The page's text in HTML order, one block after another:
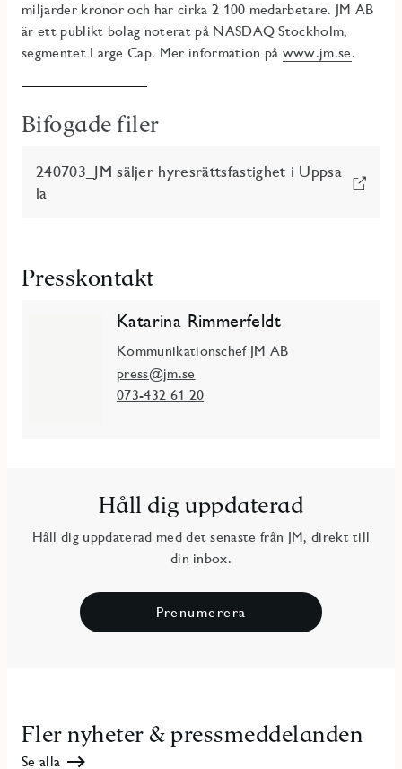
miljarder kronor och har cirka 2 100 medarbetare. JM AB
är ett publikt bolag noterat på NASDAQ Stockholm,
segmentet Large Cap. Mer information på www.jm.se.
Bifogade filer
240703_JM säljer hyresrättsfastighet i Uppsa
la
Presskontakt
Katarina Rimmerfeldt
Kommunikationschef JM AB
press@jm.se
073-432 61 20
Håll dig uppdaterad
Håll dig uppdaterad med det senaste från JM, direkt till
din inbox.
Prenumerera
Fler nyheter & pressmeddelanden
Se alla